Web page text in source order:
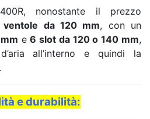
nonostante il prezzo
da 120 mm, con un
e6 slot da 120 o 140 mm,
all’interno e quindi la
e durabilità: